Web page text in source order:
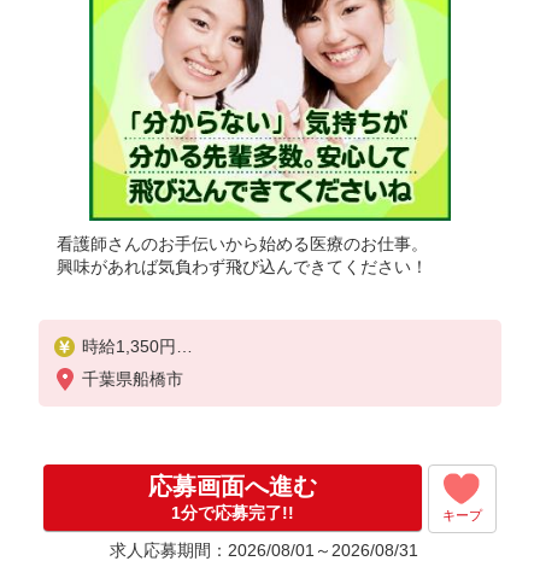
看護師さんのお手伝いから始める医療のお仕事。
興味があれば気負わず飛び込んできてください！
時給1,350円
★週払いOK（規定あり）
千葉県船橋市
応募画面へ進む
1分で応募完了!! キープ
求人応募期間：2026/08/01～2026/08/31